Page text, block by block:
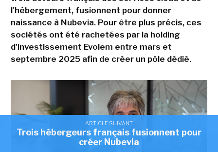
ARTICLE SUIVANT
Trois hébergeurs français fusionnent pour
créer Nubevia
l'hébergement, fusionnent pour donner
naissance à Nubevia. Pour être plus précis, ces
sociétés ont été rachetées par la holding
d'investissement Evolem entre mars et
septembre 2025 afin de créer un pôle dédié.